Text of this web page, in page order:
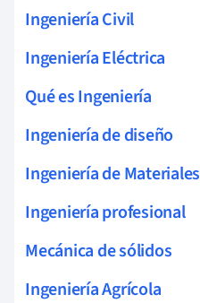
Ingeniería Civil
Ingeniería Eléctrica
Qué es Ingeniería
Ingeniería de diseño
Ingeniería de Materiales
Ingeniería profesional
Mecánica de sólidos
Ingeniería Agrícola